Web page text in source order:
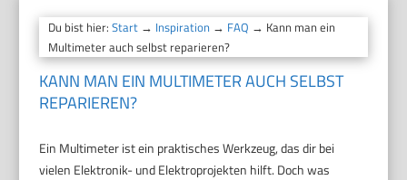
Du bist hier:Start → Inspiration → FAQ → Kann man ein
Multimeter auch selbst reparieren?
KANN MAN EIN MULTIMETER AUCH SELBST
REPARIEREN?
Ein Multimeter ist ein praktisches Werkzeug, das dir bei
vielen Elektronik- und Elektroprojekten hilft. Doch was